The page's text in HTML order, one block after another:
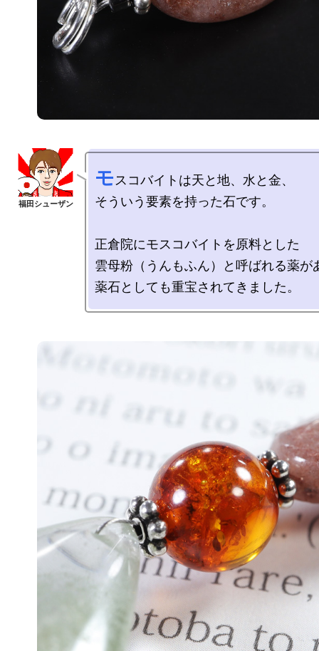
モ スコバイトは天と地、水と金、
そういう要素を持った石です。
正倉院にモスコバイトを原料とした
雲母粉（うんもふん）と呼ばれる薬が